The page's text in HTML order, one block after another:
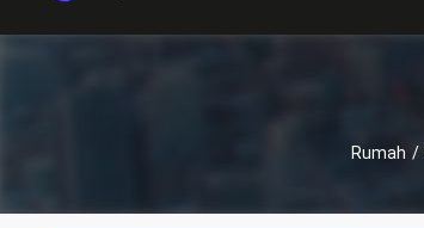
Rumah /